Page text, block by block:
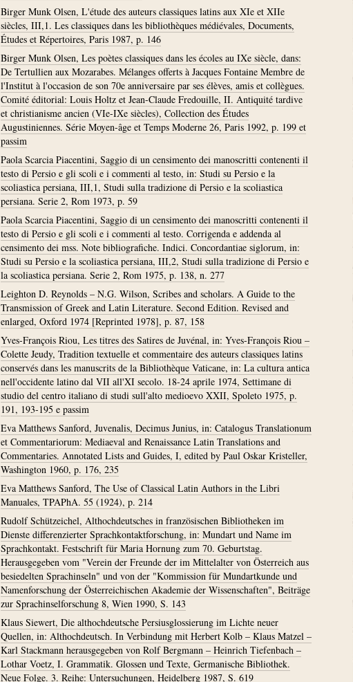
Birger Munk Olsen, L'étude des auteurs classiques latins aux XIe et XIIe
siècles, III,1. Les classiques dans les bibliothèques médiévales, Documents,
Études et Répertoires, Paris 1987, p. 146
Birger Munk Olsen, Les poètes classiques dans les écoles au IXe siècle, dans:
De Tertullien aux Mozarabes. Mélanges offerts à Jacques Fontaine Membre de
l'Institut à l'occasion de son 70e anniversaire par ses élèves, amis et collègues.
Comité éditorial: Louis Holtz et Jean-Claude Fredouille, II. Antiquité tardive
et christianisme ancien (VIe-IXe siècles), Collection des Études
Augustiniennes. Série Moyen-âge et Temps Moderne 26, Paris 1992, p. 199 et
passim
Paola Scarcia Piacentini, Saggio di un censimento dei manoscritti contenenti il
testo di Persio e gli scoli e i commenti al testo, in: Studi su Persio e la
scoliastica persiana, III,1, Studi sulla tradizione di Persio e la scoliastica
persiana. Serie 2, Rom 1973, p. 59
Paola Scarcia Piacentini, Saggio di un censimento dei manoscritti contenenti il
testo di Persio e gli scoli e i commenti al testo. Corrigenda e addenda al
censimento dei mss. Note bibliografiche. Indici. Concordantiae siglorum, in:
Studi su Persio e la scoliastica persiana, III,2, Studi sulla tradizione di Persio e
la scoliastica persiana. Serie 2, Rom 1975, p. 138, n. 277
Leighton D. Reynolds – N.G. Wilson, Scribes and scholars. A Guide to the
Transmission of Greek and Latin Literature. Second Edition. Revised and
enlarged, Oxford 1974 [Reprinted 1978], p. 87, 158
Yves-François Riou, Les titres des Satires de Juvénal, in: Yves-François Riou –
Colette Jeudy, Tradition textuelle et commentaire des auteurs classiques latins
conservés dans les manuscrits de la Bibliothèque Vaticane, in: La cultura antica
nell'occidente latino dal VII all'XI secolo. 18-24 aprile 1974, Settimane di
studio del centro italiano di studi sull'alto medioevo XXII, Spoleto 1975, p.
191, 193-195 e passim
Eva Matthews Sanford, Juvenalis, Decimus Junius, in: Catalogus Translationum
et Commentariorum: Mediaeval and Renaissance Latin Translations and
Commentaries. Annotated Lists and Guides, I, edited by Paul Oskar Kristeller,
Washington 1960, p. 176, 235
Eva Matthews Sanford, The Use of Classical Latin Authors in the Libri
Manuales, TPAPhA. 55 (1924), p. 214
Rudolf Schützeichel, Althochdeutsches in französischen Bibliotheken im
Dienste differenzierter Sprachkontaktforschung, in: Mundart und Name im
Sprachkontakt. Festschrift für Maria Hornung zum 70. Geburtstag.
Herausgegeben vom "Verein der Freunde der im Mittelalter von Österreich aus
besiedelten Sprachinseln" und von der "Kommission für Mundartkunde und
Namenforschung der Österreichischen Akademie der Wissenschaften", Beiträge
zur Sprachinselforschung 8, Wien 1990, S. 143
Klaus Siewert, Die althochdeutsche Persiusglossierung im Lichte neuer
Quellen, in: Althochdeutsch. In Verbindung mit Herbert Kolb – Klaus Matzel –
Karl Stackmann herausgegeben von Rolf Bergmann – Heinrich Tiefenbach –
Lothar Voetz, I. Grammatik. Glossen und Texte, Germanische Bibliothek.
Neue Folge. 3. Reihe: Untersuchungen, Heidelberg 1987, S. 619